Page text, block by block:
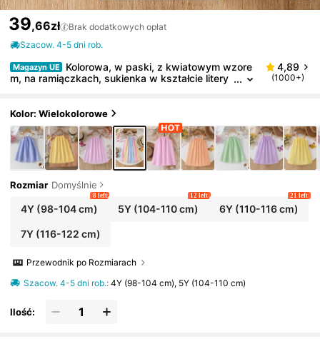
39,66zł
Brak dodatkowych opłat
Szacow. 4-5 dni rob.
Magazyn UE
Kolorowa, w paski, z kwiatowym wzore
m, na ramiączkach, sukienka w kształcie litery
4,89
(1000+)
Kolor: Wielokolorowe
Rozmiar Domyślnie
4Y(98-104 cm)
8 left
5Y (104-110 cm)
12 left
6Y(110-116 cm)
21 left
7Y(116-122 cm)
Przewodnik po Rozmiarach
Szacow. 4-5 dni rob.:4Y (98-104 cm), 5Y (104-110 cm)
Ilość: